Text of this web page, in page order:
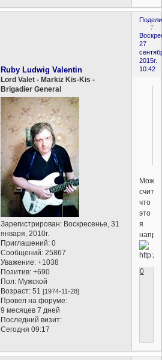
7
27
2015г.
10:42
Ruby Ludwig Valentin
Lord Valet - Markiz Kis-Kis -
Brigadier General
Зарегистрирован: Воскресенье, 31
января, 2010г.
Приглашений: 0
Сообщений: 25867
Уважение: +1038
Позитив: +690
Пол: Мужской
Возраст: 51[1974-11-28]
Провел на форуме:
9 месяцев 7 дней
Последний визит:
Сегодня 09:17
что
это
я
0